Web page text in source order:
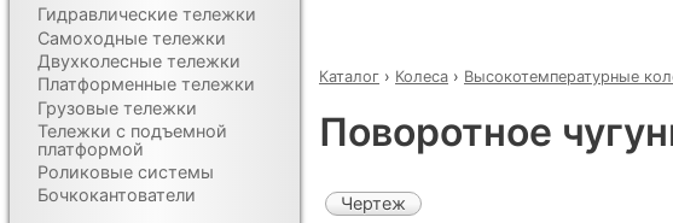
Каталог › Колеса › Высокотемпературные
Поворотное
Чертеж
Гидравлические тележки
Самоходные тележки
Двухколесные тележки
Платформенные тележки
Грузовые тележки
Тележки с подъемной
платформой
Роликовые системы
Бочкокантователи